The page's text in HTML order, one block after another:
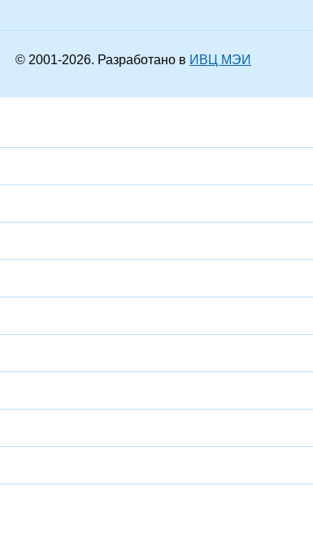
© 2001-2026. Разработано в ИВЦ МЭИ